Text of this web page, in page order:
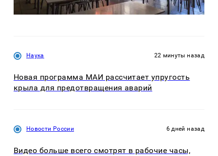
Наука 22 минуты назад
Новая программа МАИ рассчитает упругость
крыла для предотвращения аварий
Новости России 6 дней назад
Видео больше всего смотрят в рабочие часы,